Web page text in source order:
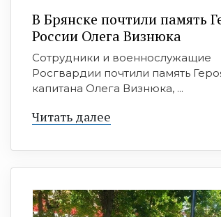
В Брянске почтили память
России Олега Визнюка
Сотрудники и военнослужащие
Росгвардии почтили память
капитана Олега Визнюка, ...
Читать далее